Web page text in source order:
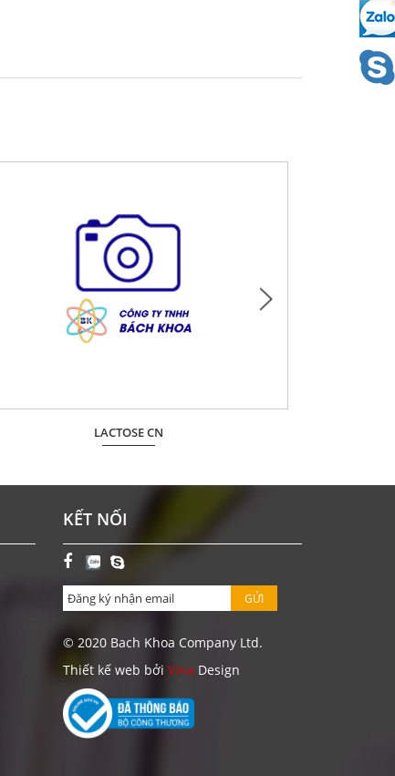
LACTOSE CN
ĐẶT HÀNG
KẾT NỐI
GỬI
© 2020 Bach Khoa Company Ltd.
Thiết kế web bởi Vina Design